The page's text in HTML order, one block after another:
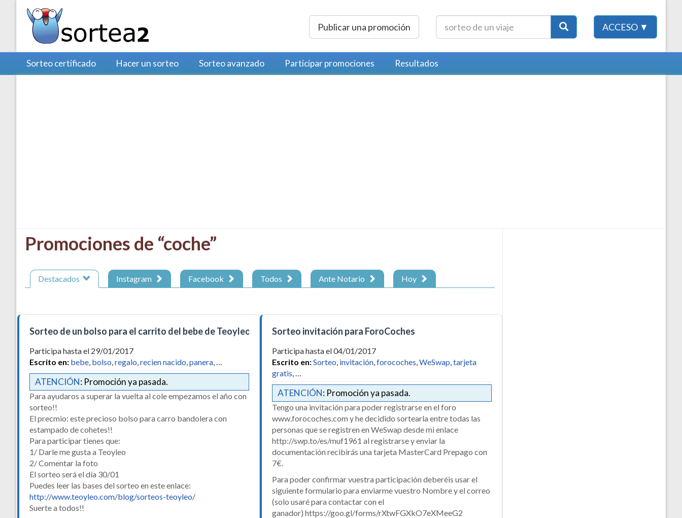
Publicar una promoción ACCESO ▼
Sorteo certificado Hacer un sorteo Sorteo avanzado Participar promociones Resultados
Promociones de “coche”
Destacados Instagram Facebook Todos Ante Notario Hoy
Sorteo de un bolso para el carrito del bebe de Teoyleo
Participa hasta el 29/01/2017
Escrito en: bebe, bolso,regalo,recien nacido,panera, …
ATENCIÓN: Promoción ya pasada.
Para ayudaros a superar la vuelta al cole empezamos el año con
sorteo!!
El precmio: este precioso bolso para carro bandolera con
estampado de cohetes!!
Para participar tienes que:
1/ Darle me gusta a Teoyleo
2/ Comentar la foto
El sorteo será el día 30/01
Puedes leer las bases del sorteo en este enlace:
http://www.teoyleo.com/blog/sorteos-teoyleo/
Suerte a todos!!
Sorteo invitación para ForoCoches
Participa hasta el 04/01/2017
Escrito en:Sorteo, invitación,forocoches,WeSwap,tarjeta
gratis, …
ATENCIÓN: Promoción ya pasada.
Tengo una invitación para poder registrarse en el foro
www.forocoches.com y he decidido sortearla entre todas las
personas que se registren en WeSwap desde mi enlace
http://swp.to/es/muf1961 al registrarse y enviar la
documentación recibirás una tarjeta MasterCard Prepago con
7€.
Para poder confirmar vuestra participación deberéis usar el
siguiente formulario para enviarme vuestro Nombre y el correo
(solo usaré para contactar con el
ganador) https://goo.gl/forms/rXtwFGXkO7eXMeeG2